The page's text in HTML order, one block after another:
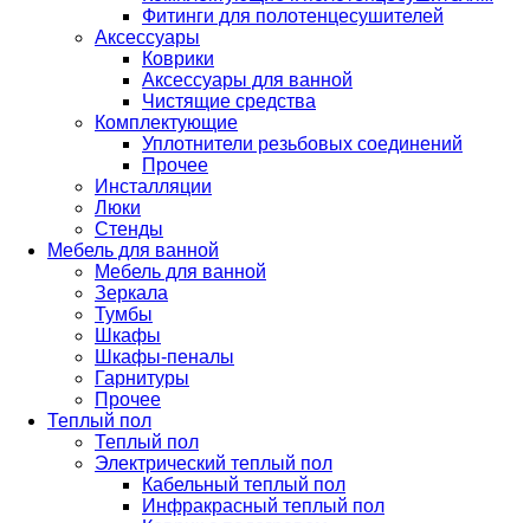
Фитинги для полотенцесушителей
Аксессуары
Коврики
Аксессуары для ванной
Чистящие средства
Комплектующие
Уплотнители резьбовых соединений
Прочее
Инсталляции
Люки
Стенды
Мебель для ванной
Мебель для ванной
Зеркала
Тумбы
Шкафы
Шкафы-пеналы
Гарнитуры
Прочее
Теплый пол
Теплый пол
Электрический теплый пол
Кабельный теплый пол
Инфракрасный теплый пол